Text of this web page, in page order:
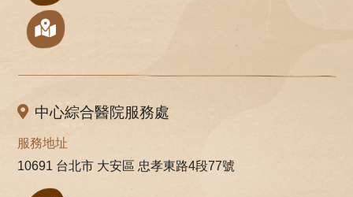
中心綜合醫院服務處
服務地址
10691 台北市 大安區 忠孝東路4段77號